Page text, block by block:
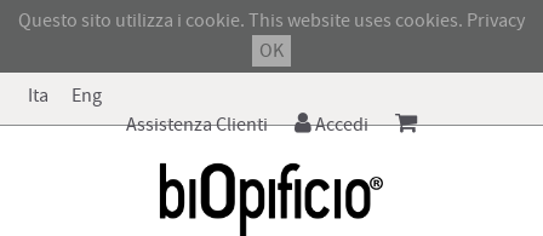
Questo sito utilizza i cookie. This website uses cookies. Privacy
OK
Ita
Eng
Assistenza Clienti
Accedi